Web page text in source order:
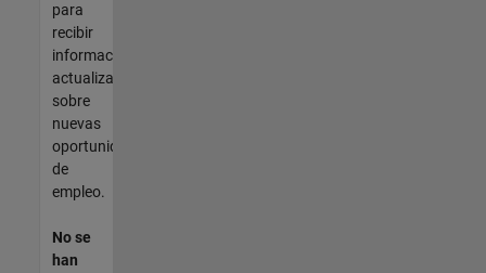
para
recibir
información
actualizada
sobre
nuevas
oportunidades
de
empleo.
No se
han